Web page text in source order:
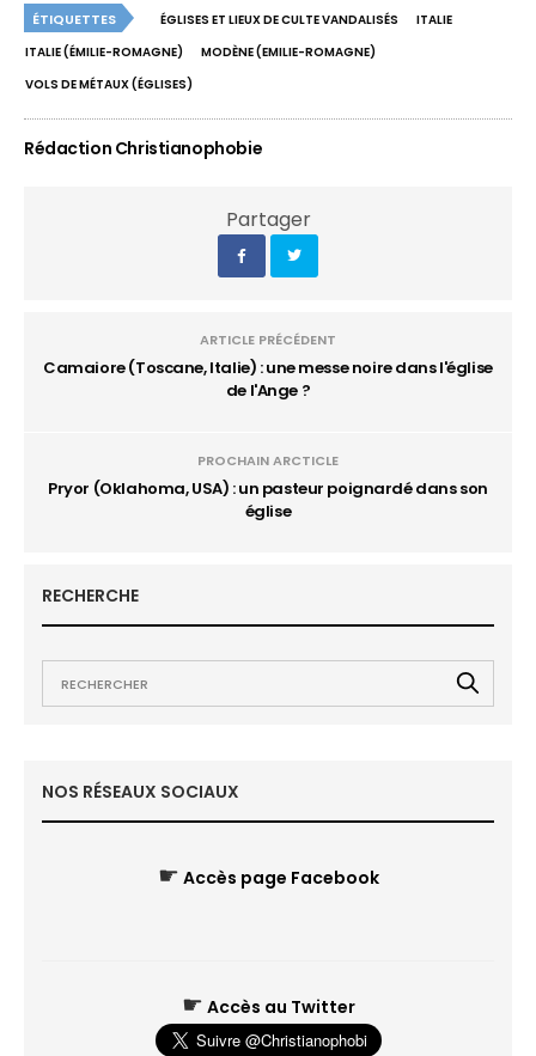
ÉTIQUETTES ÉGLISES ET LIEUX DE CULTE VANDALISÉS
ITALIE
ITALIE (ÉMILIE-ROMAGNE)
MODÈNE (EMILIE-ROMAGNE)
VOLS DE MÉTAUX (ÉGLISES)
Rédaction Christianophobie
Partager
ARTICLE PRÉCÉDENT
Camaiore (Toscane, Italie) : une messe noire dans l'église
de l'Ange ?
PROCHAIN ARCTICLE
Pryor (Oklahoma, USA) : un pasteur poignardé dans son
église
RECHERCHE
NOS RÉSEAUX SOCIAUX
☛ Accès page Facebook
☛ Accès au Twitter